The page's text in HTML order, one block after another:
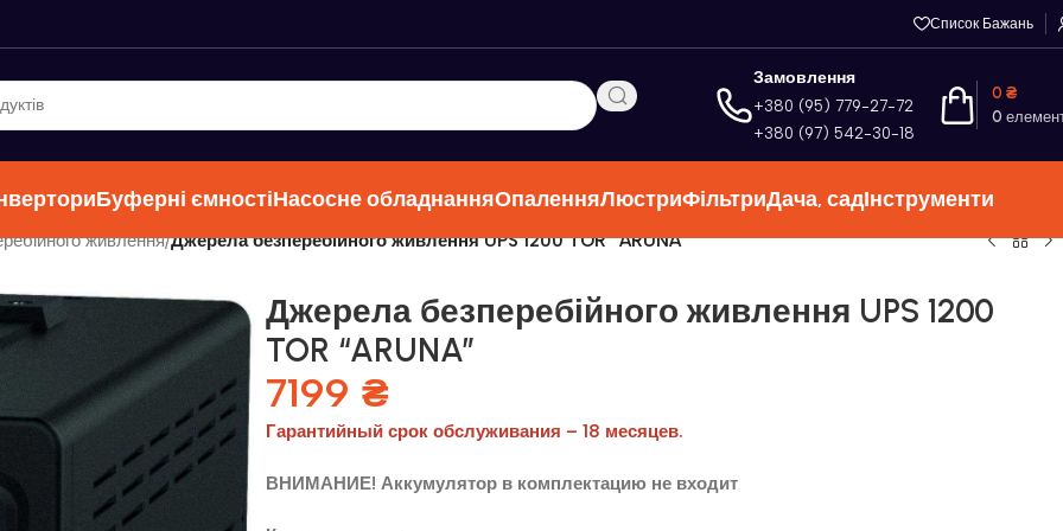
Список Бажань
Замовлення
+380 (95) 779-27-72
+380 (97) 542-30-18
0
0 ₴
Буферні ємностіНасосне обладнанняОпаленняЛюстриФільтриДача, садІнструменти
живлення/Джерела безперебійного живлення UPS 1200 TOR “ARUNA”
Джерела безперебійного живлення UPS 1200
TOR “ARUNA”
7199 ₴
Гарантийный срок обслуживания – 18 месяцев.
ВНИМАНИЕ! Аккумулятор в комплектацию не входит